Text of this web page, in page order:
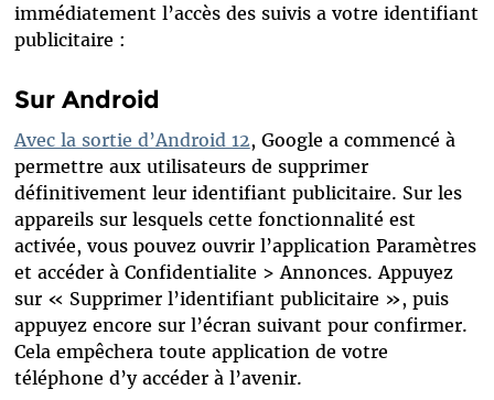
immédiatement l’accès des suivis a votre identifiant
publicitaire :
Sur Android
Avec la sortie d’Android 12, Google a commencé à
permettre aux utilisateurs de supprimer
définitivement leur identifiant publicitaire. Sur les
appareils sur lesquels cette fonctionnalité est
activée, vous pouvez ouvrir l’application Paramètres
et accéder à Confidentialite > Annonces. Appuyez
sur « Supprimer l’identifiant publicitaire », puis
appuyez encore sur l’écran suivant pour confirmer.
Cela empêchera toute application de votre
téléphone d’y accéder à l’avenir.